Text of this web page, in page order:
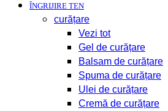
ÎNGRIJIRE TEN
curățare
Vezi tot
Gel de curățare
Balsam de curățare
Spuma de curățare
Ulei de curățare
Cremă de curățare